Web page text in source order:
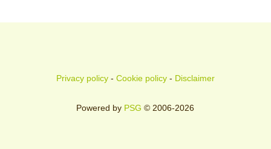
Privacy policy- Cookie policy- Disclaimer
Powered by PSG © 2006-2026